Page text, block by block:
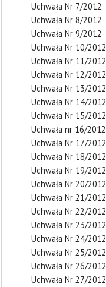
Uchwała Nr 7/2012
Uchwała Nr 8/2012
Uchwała Nr 9/2012
Uchwała Nr 10/2012
Uchwała Nr 11/2012
Uchwała Nr 12/2012
Uchwała Nr 13/2012
Uchwała Nr 14/2012
Uchwała Nr 15/2012
Uchwała nr 16/2012
Uchwała Nr 17/2012
Uchwała Nr 18/2012
Uchwała Nr 19/2012
Uchwała Nr 20/2012
Uchwała Nr 21/2012
Uchwała Nr 22/2012
Uchwała Nr 23/2012
Uchwała Nr 24/2012
Uchwała Nr 25/2012
Uchwała Nr 26/2012
Uchwała Nr 27/2012